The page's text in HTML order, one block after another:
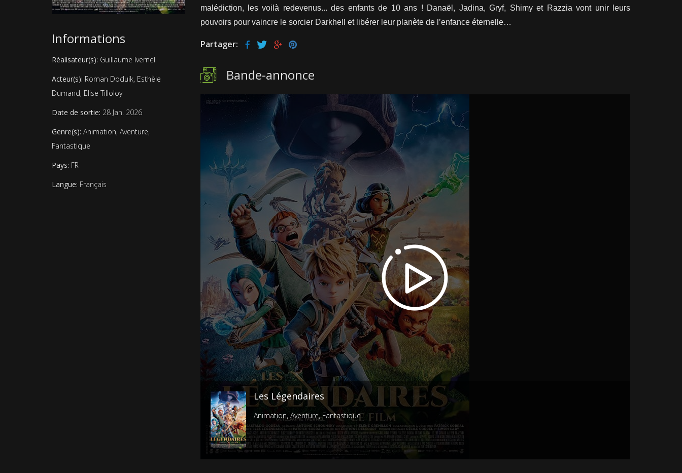
Informations
Réalisateur(s): Guillaume Ivernel
Acteur(s): Roman Doduik, Esthèle
Dumand, Elise Tilloloy
Date de sortie: 28 Jan. 2026
Genre(s): Animation, Aventure,
Fantastique
Pays: FR
Langue: Français
malédiction, les voilà redevenus... des enfants de 10 ans ! Danaël, Jadina, Gryf, Shimy et Razzia vont unir leurs
pouvoirs pour vaincre le sorcier Darkhell et libérer leur planète de l’enfance éternelle…
Partager:
Bande-annonce
Les Légendaires
Animation, Aventure,Fantastique